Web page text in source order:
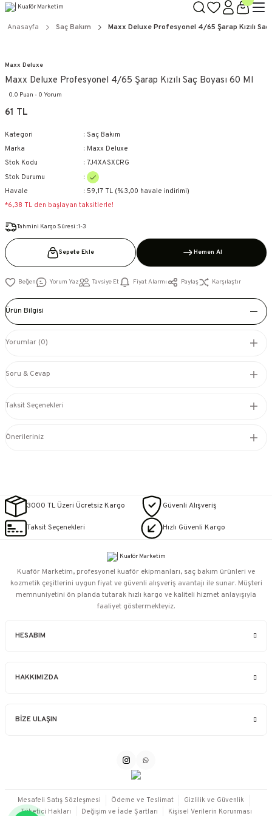
KAPIDA ÖDEME SEÇENEĞİ
Anasayfa Saç Bakım Maxx Deluxe Profesyonel 4/65 Şarap Kızılı Saç
Maxx Deluxe
Maxx Deluxe Profesyonel 4/65 Şarap Kızılı Saç Boyası 60 Ml
0.0 Puan - 0 Yorum
61 TL
Kategori
Saç Bakım
Marka
Maxx Deluxe
Stok Kodu
7J4XASXCRG
Stok Durumu
Havale
59,17 TL (%3,00 havale indirimi)
*6,38 TL den başlayan taksitlerle!
Tahmini Kargo Süresi :1-3
Sepete Ekle Hemen Al
Yorum Yaz Tavsiye Et Fiyat Alarmı Paylaş Karşılaştır
Ürün Bilgisi
Yorumlar (0)
Soru & Cevap
Taksit Seçenekleri
Önerileriniz
3000 TL Üzeri Ücretsiz Kargo Güvenli Alışveriş
Taksit Seçenekleri Hızlı Güvenli Kargo
HESABIM
HAKKIMIZDA
BİZE ULAŞIN
Kuaför Marketim, profesyonel kuaför ekipmanları, saç bakım ürünleri ve
kozmetik çeşitlerini uygun fiyat ve güvenli alışveriş avantajı ile sunar. Müşteri
memnuniyetini ön planda tutarak hızlı kargo ve kaliteli hizmet anlayışıyla
faaliyet göstermekteyiz.
Mesafeli Satış Sözleşmesi Ödeme ve Teslimat
Gizlilik ve Güvenlik
Tüketici Hakları
Değişim ve İade Şartları Kişisel Verilerin Korunması